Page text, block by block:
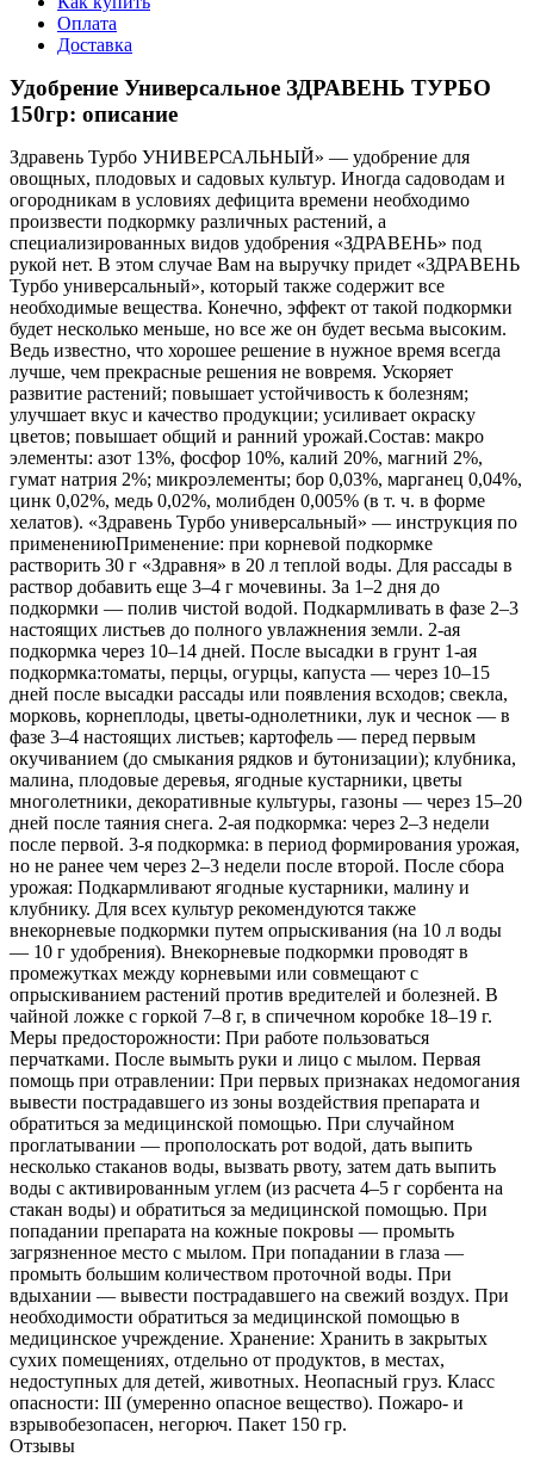
Оплата
Доставка
Удобрение Универсальное ЗДРАВЕНЬ ТУРБО
150гр: описание
Здравень Турбо УНИВЕРСАЛЬНЫЙ» — удобрение для
овощных, плодовых и садовых культур. Иногда садоводам и
огородникам в условиях дефицита времени необходимо
произвести подкормку различных растений, а
специализированных видов удобрения «ЗДРАВЕНЬ» под
рукой нет. В этом случае Вам на выручку придет «ЗДРАВЕНЬ
Турбо универсальный», который также содержит все
необходимые вещества. Конечно, эффект от такой подкормки
будет несколько меньше, но все же он будет весьма высоким.
Ведь известно, что хорошее решение в нужное время всегда
лучше, чем прекрасные решения не вовремя. Ускоряет
развитие растений; повышает устойчивость к болезням;
улучшает вкус и качество продукции; усиливает окраску
цветов; повышает общий и ранний урожай.Состав: макро
элементы: азот 13%, фосфор 10%, калий 20%, магний 2%,
гумат натрия 2%; микроэлементы; бор 0,03%, марганец 0,04%,
цинк 0,02%, медь 0,02%, молибден 0,005% (в т. ч. в форме
хелатов). «Здравень Турбо универсальный» — инструкция по
применениюПрименение: при корневой подкормке
растворить 30 г «Здравня» в 20 л теплой воды. Для рассады в
раствор добавить еще 3–4 г мочевины. За 1–2 дня до
подкормки — полив чистой водой. Подкармливать в фазе 2–3
настоящих листьев до полного увлажнения земли. 2-ая
подкормка через 10–14 дней. После высадки в грунт 1-ая
подкормка:томаты, перцы, огурцы, капуста — через 10–15
дней после высадки рассады или появления всходов; свекла,
морковь, корнеплоды, цветы-однолетники, лук и чеснок — в
фазе 3–4 настоящих листьев; картофель — перед первым
окучиванием (до смыкания рядков и бутонизации); клубника,
малина, плодовые деревья, ягодные кустарники, цветы
многолетники, декоративные культуры, газоны — через 15–20
дней после таяния снега. 2-ая подкормка: через 2–3 недели
после первой. 3-я подкормка: в период формирования урожая,
но не ранее чем через 2–3 недели после второй. После сбора
урожая: Подкармливают ягодные кустарники, малину и
клубнику. Для всех культур рекомендуются также
внекорневые подкормки путем опрыскивания (на 10 л воды
— 10 г удобрения). Внекорневые подкормки проводят в
промежутках между корневыми или совмещают с
опрыскиванием растений против вредителей и болезней. В
чайной ложке с горкой 7–8 г, в спичечном коробке 18–19 г.
Меры предосторожности: При работе пользоваться
перчатками. После вымыть руки и лицо с мылом. Первая
помощь при отравлении: При первых признаках недомогания
вывести пострадавшего из зоны воздействия препарата и
обратиться за медицинской помощью. При случайном
проглатывании — прополоскать рот водой, дать выпить
несколько стаканов воды, вызвать рвоту, затем дать выпить
воды с активированным углем (из расчета 4–5 г сорбента на
стакан воды) и обратиться за медицинской помощью. При
попадании препарата на кожные покровы — промыть
загрязненное место с мылом. При попадании в глаза —
промыть большим количеством проточной воды. При
вдыхании — вывести пострадавшего на свежий воздух. При
необходимости обратиться за медицинской помощью в
медицинское учреждение. Хранение: Хранить в закрытых
сухих помещениях, отдельно от продуктов, в местах,
недоступных для детей, животных. Неопасный груз. Класс
опасности: III (умеренно опасное вещество). Пожаро- и
взрывобезопасен, негорюч. Пакет 150 гр.
Отзывы